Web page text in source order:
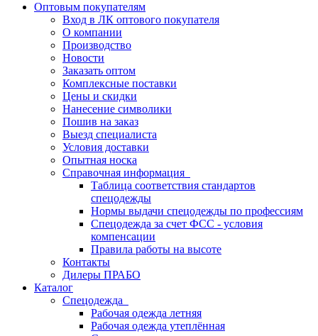
Оптовым покупателям
Вход в ЛК оптового покупателя
О компании
Производство
Новости
Заказать оптом
Комплексные поставки
Цены и скидки
Нанесение символики
Пошив на заказ
Выезд специалиста
Условия доставки
Опытная носка
Справочная информация
Таблица соответствия стандартов
спецодежды
Нормы выдачи спецодежды по профессиям
Спецодежда за счет ФСС - условия
компенсации
Правила работы на высоте
Контакты
Дилеры ПРАБО
Каталог
Спецодежда
Рабочая одежда летняя
Рабочая одежда утеплённая